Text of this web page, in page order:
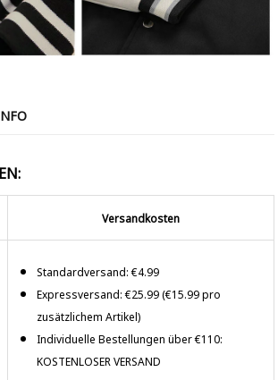
Versandkosten
Standardversand: €4.99
Expressversand: €25.99 (€15.99 pro
zusätzlichem Artikel)
Individuelle Bestellungen über €110:
KOSTENLOSER VERSAND